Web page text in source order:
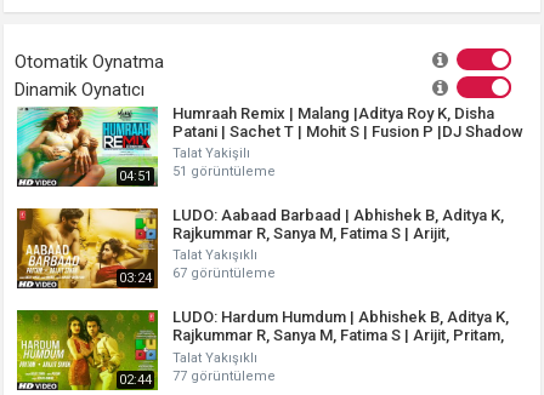
Otomatik Oynatma
Dinamik Oynatıcı
04:51
Humraah Remix | Malang |Aditya Roy K, Disha
Patani | Sachet T | Mohit S | Fusion P |DJ Shadow
Dubai
Talat Yakişilı
51 görüntüleme
03:24
LUDO: Aabaad Barbaad | Abhishek B, Aditya K,
Rajkummar R, Sanya M, Fatima S | Arijit,
Pritam,Sandeep
Talat Yakışıklı
67 görüntüleme
02:44
LUDO: Hardum Humdum | Abhishek B, Aditya K,
Rajkummar R, Sanya M, Fatima S | Arijit, Pritam,
Sayeed
Talat Yakışıklı
77 görüntüleme